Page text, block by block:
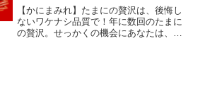
OK！
【かにまみれ】たまにの贅沢は、後悔し
ないワケナシ品質で！年に数回のたまに
の贅沢。せっかくの機会にあなたは、ワ